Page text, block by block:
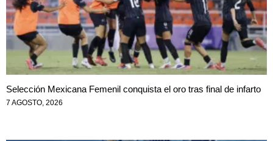
Selección Mexicana Femenil conquista el oro tras final de infarto
7 AGOSTO, 2026